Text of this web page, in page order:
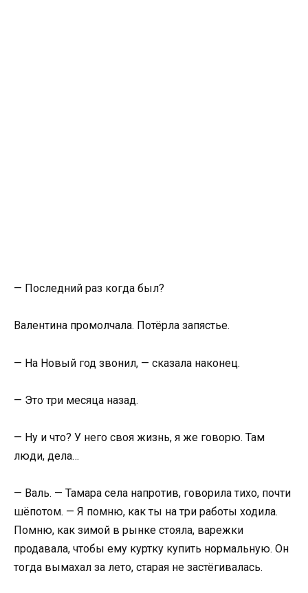
— Последний раз когда был?
Валентина промолчала. Потёрла запястье.
— На Новый год звонил, — сказала наконец.
— Это три месяца назад.
— Ну и что? У него своя жизнь, я же говорю. Там
люди, дела…
— Валь. — Тамара села напротив, говорила тихо, почти
шёпотом. — Я помню, как ты на три работы ходила.
Помню, как зимой в рынке стояла, варежки
продавала, чтобы ему куртку купить нормальную. Он
тогда вымахал за лето, старая не застёгивалась.